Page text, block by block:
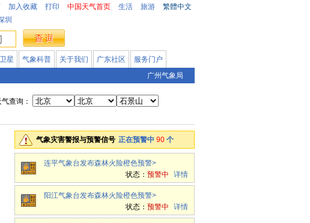
加入收藏 打印 中国天气首页 生活 旅游
繁體中文
圳
星 气象科普 关于我们 广东社区
服务门户
广州气象局
查询：
气象灾害警报与预警信号 正在预警中 90 个
连平气象台发布森林火险橙色预警>
状态： 预警中 详情
阳江气象台发布森林火险橙色预警>
状态： 预警中 详情